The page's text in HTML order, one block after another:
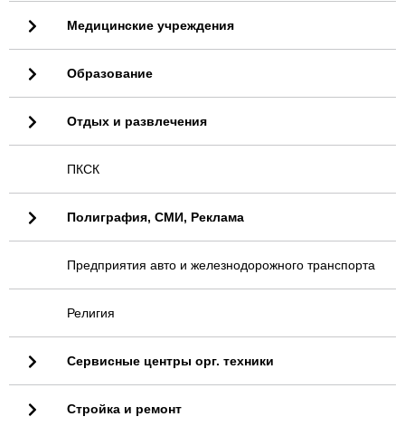
Медицинские учреждения
Образование
Отдых и развлечения
ПКСК
Полиграфия, СМИ, Реклама
Предприятия авто и железнодорожного транспорта
Религия
Сервисные центры орг. техники
Стройка и ремонт